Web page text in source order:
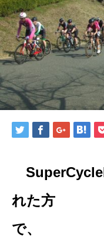
れた方